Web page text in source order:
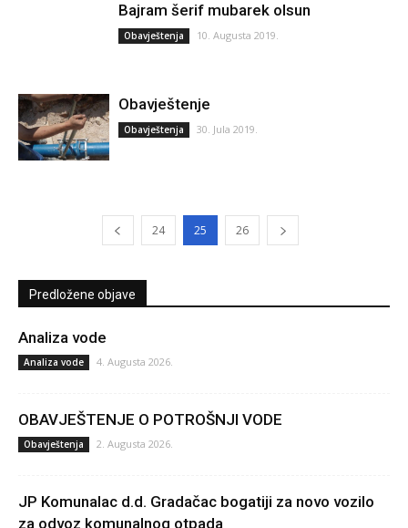
Bajram šerif mubarek olsun
Obavještenja 10. Augusta 2019.
Obavještenje
Obavještenja 30. Jula 2019.
24 25 26
Predložene objave
Analiza vode
Analiza vode 4. Augusta 2026.
OBAVJEŠTENJE O POTROŠNJI VODE
Obavještenja 2. Augusta 2026.
JP Komunalac d.d. Gradačac bogatiji za novo vozilo
za odvoz komunalnog otpada